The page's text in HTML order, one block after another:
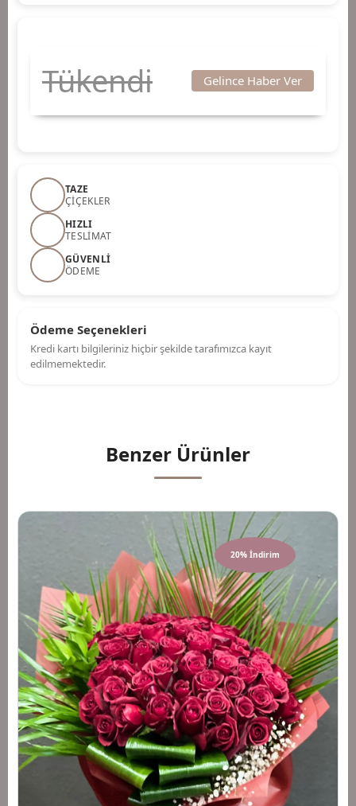
Tükendi Gelince Haber Ver
TAZE
ÇIÇEKLER
HIZLI
TESLIMAT
GÜVENLI
ÖDEME
Ödeme Seçenekleri
Kredi kartı bilgileriniz hiçbir şekilde tarafımızca kayıt
edilmemektedir.
Benzer Ürünler
20% İndirim